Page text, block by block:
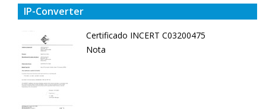
IP-Converter
Certificado INCERT C03200475
Nota